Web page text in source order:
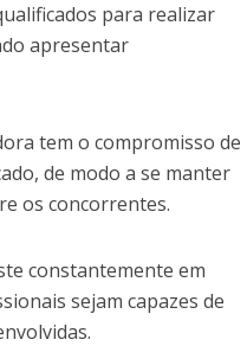
para realizar
apresentar
tem o compromisso de
de modo a se manter
os concorrentes.
constantemente em
sejam capazes de